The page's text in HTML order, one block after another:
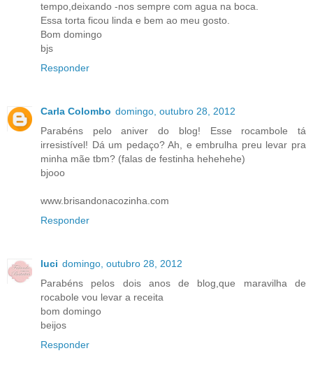
tempo,deixando -nos sempre com agua na boca.
Essa torta ficou linda e bem ao meu gosto.
Bom domingo
bjs
Responder
Carla Colombo domingo, outubro 28, 2012
Parabéns pelo aniver do blog! Esse rocambole tá
irresistível! Dá um pedaço? Ah, e embrulha preu levar pra
minha mãe tbm? (falas de festinha hehehehe)
bjooo
www.brisandonacozinha.com
Responder
luci domingo, outubro 28, 2012
Parabéns pelos dois anos de blog,que maravilha de
rocabole vou levar a receita
bom domingo
beijos
Responder